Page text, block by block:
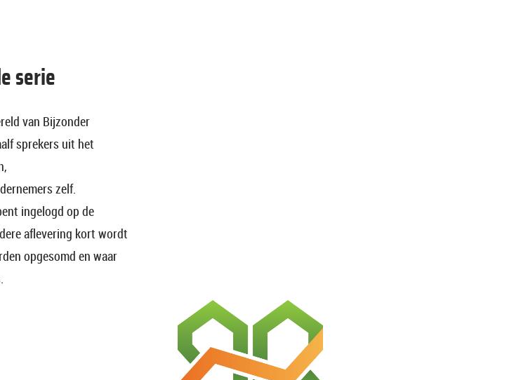
serie
van Bijzonder
sprekers uit het
zelf.
ingelogd op de
aflevering kort wordt
opgesomd en waar